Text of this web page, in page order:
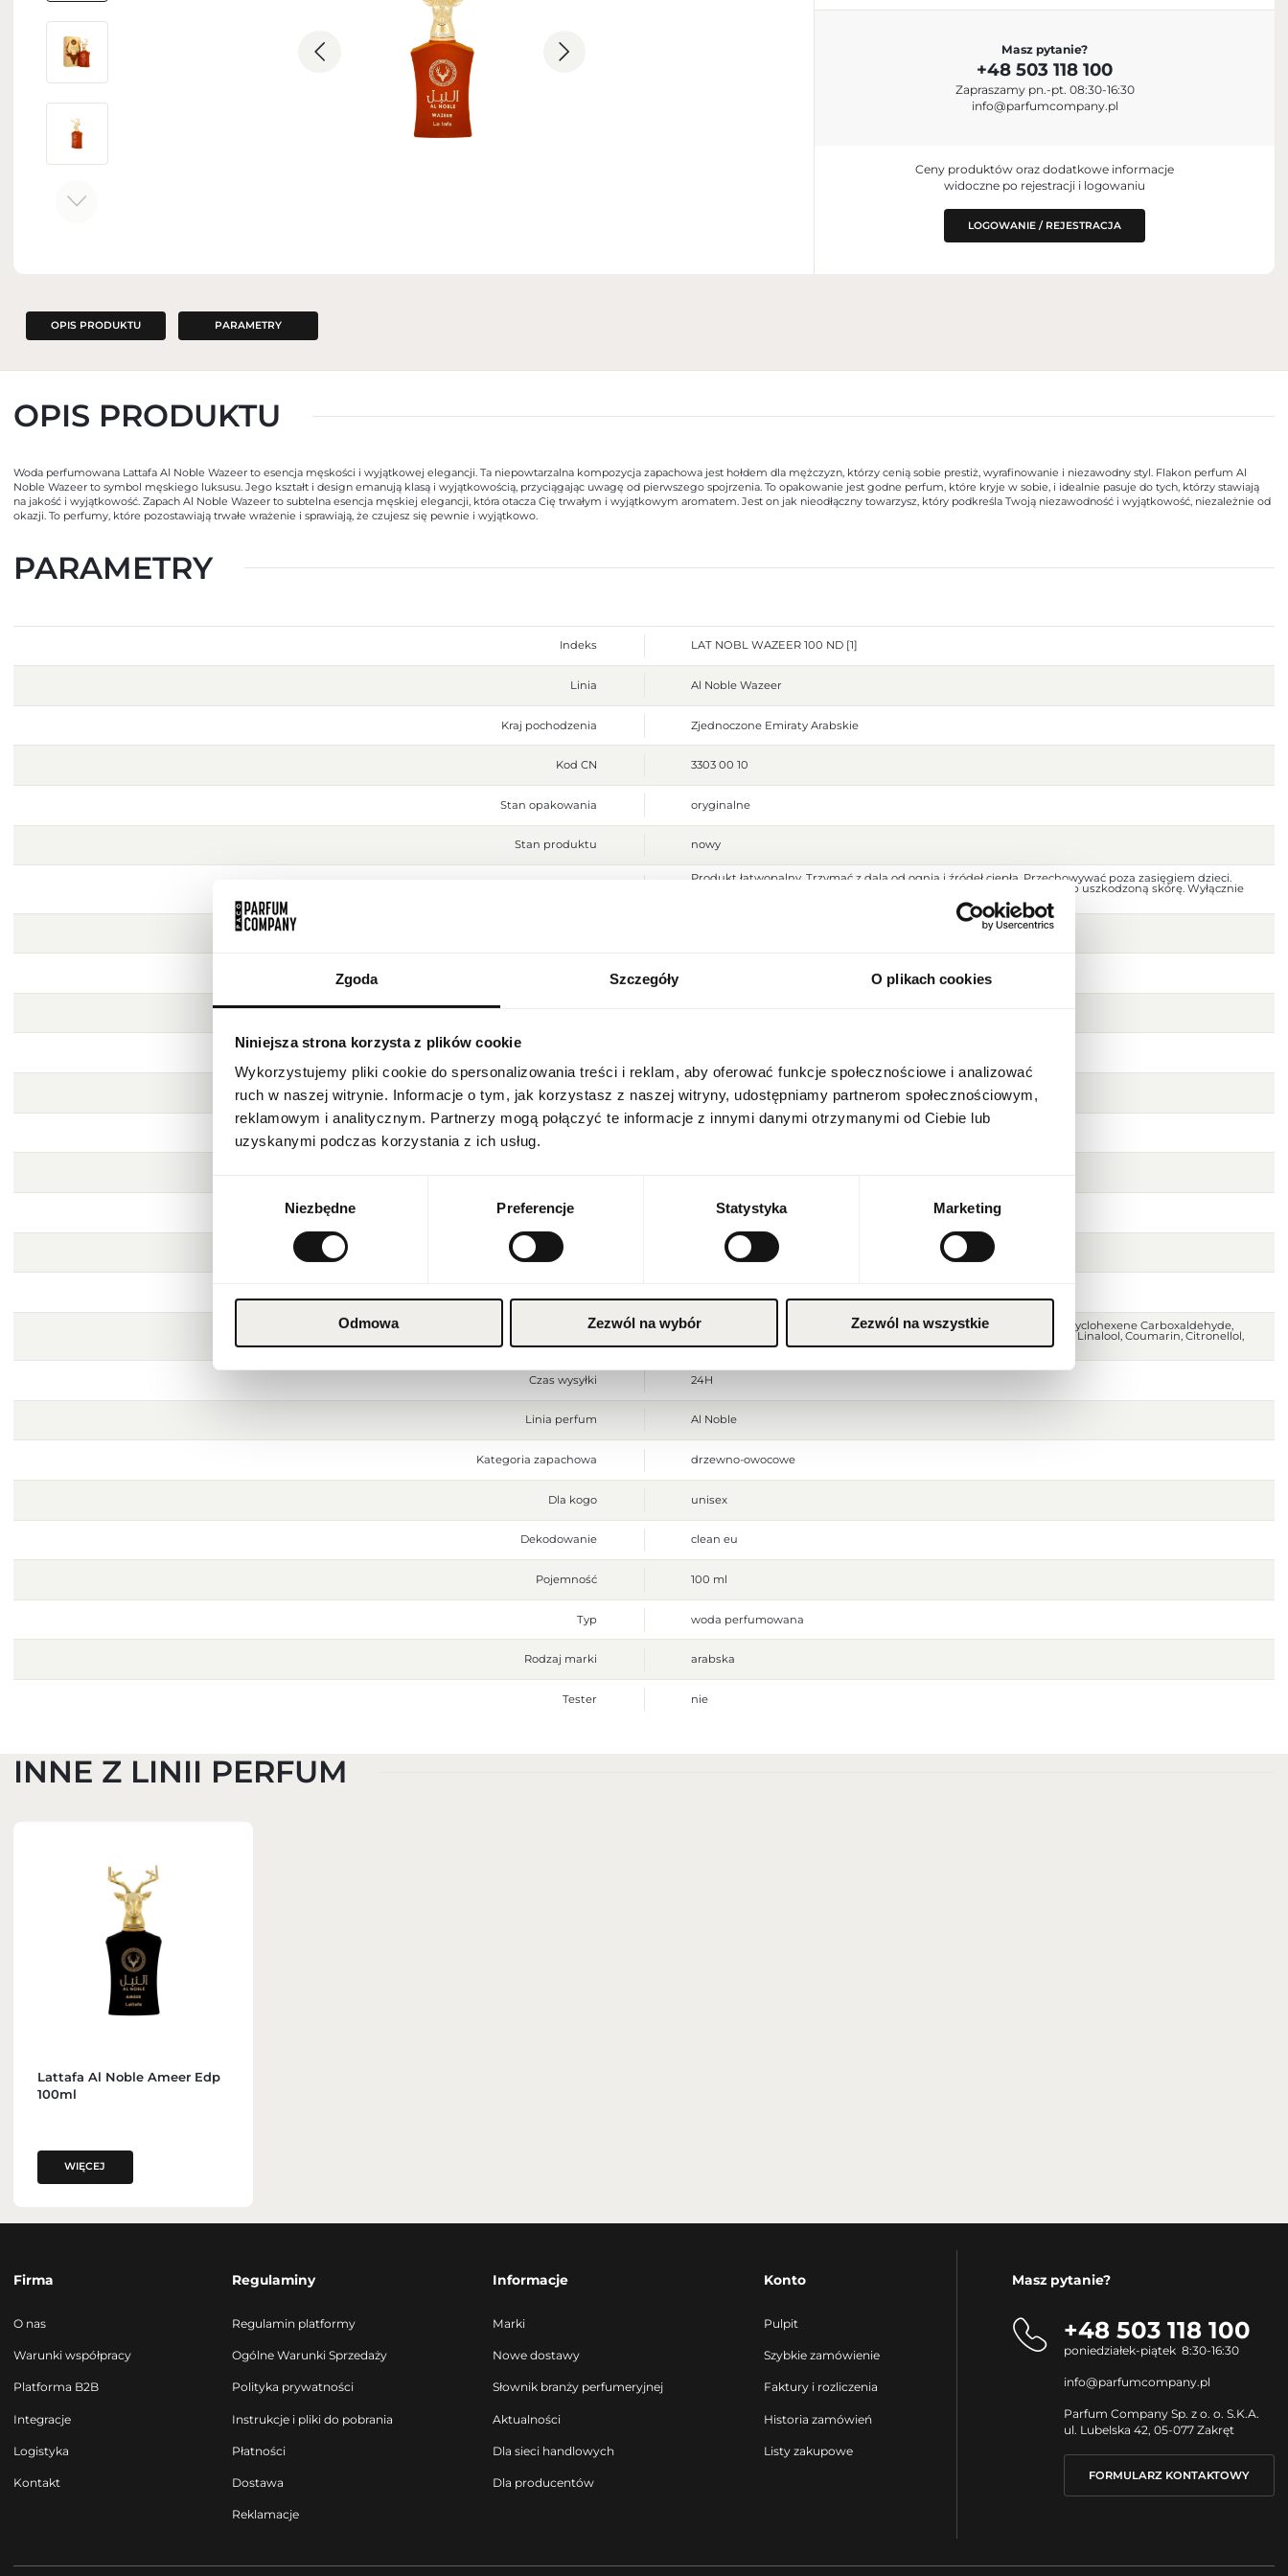
Zgoda Szczegóły O plikach cookies
Niniejsza strona korzysta z plików cookie
Wykorzystujemy pliki cookie do spersonalizowania treści i reklam, aby oferować funkcje społecznościowe i analizować
ruch w naszej witrynie. Informacje o tym, jak korzystasz z naszej witryny, udostępniamy partnerom społecznościowym,
reklamowym i analitycznym. Partnerzy mogą połączyć te informacje z innymi danymi otrzymanymi od Ciebie lub
uzyskanymi podczas korzystania z ich usług.
Niezbędne Preferencje Statystyka Marketing
Odmowa Zezwól na wybór Zezwól na wszystkie
ZAPACHY DO WNĘTRZ
Parfum Company Sp. z o. o. S.K.A.
+48 503 118 100
info@parfumcompany.pl
Lubelska 42, 05-077 Zakręt, Polska
Masz pytanie?
+48 503 118 100
Zapraszamy pn.-pt. 08:30-16:30
info@parfumcompany.pl
Ceny produktów oraz dodatkowe informacje
widoczne po rejestracji i logowaniu
LOGOWANIE / REJESTRACJA
OPIS PRODUKTU PARAMETRY
OPIS PRODUKTU
Woda perfumowana Lattafa Al Noble Wazeer to esencja męskości i wyjątkowej elegancji. Ta niepowtarzalna kompozycja zapachowa jest hołdem dla mężczyzn, którzy cenią sobie prestiż, wyrafinowanie i niezawodny styl. Flakon perfum Al
Noble Wazeer to symbol męskiego luksusu. Jego kształt i design emanują klasą i wyjątkowością, przyciągając uwagę od pierwszego spojrzenia. To opakowanie jest godne perfum, które kryje w sobie, i idealnie pasuje do tych, którzy stawiają
na jakość i wyjątkowość. Zapach Al Noble Wazeer to subtelna esencja męskiej elegancji, która otacza Cię trwałym i wyjątkowym aromatem. Jest on jak nieodłączny towarzysz, który podkreśla Twoją niezawodność i wyjątkowość, niezależnie od
okazji. To perfumy, które pozostawiają trwałe wrażenie i sprawiają, że czujesz się pewnie i wyjątkowo.
PARAMETRY
Indeks LAT NOBL WAZEER 100 ND [1]
Linia Al Noble Wazeer
Kraj pochodzenia Zjednoczone Emiraty Arabskie
Kod CN 3303 00 10
Stan opakowania oryginalne
Stan produktu nowy
Produkt łatwopalny. Trzymać z dala od ognia i źródeł ciepła. Przechowywać poza zasięgiem dzieci.
Przechowywać w chłodnym miejscu. Nie stosować na podrażnioną lub uszkodzoną skórę. Wyłącznie
Głębokość opakowania [mm]
Jednostka produktu szt.
Nuty serca czekolada, karmel, gruszka, irys, malina
Nuty bazy bursztyn, drzewo sandałowe, wanilia, wetyweria, cedr, piżmo
Alcohol Denat, Parfum (Fragrance), Water (Aqua), Hydroxyisohexyl 3-Cyclohexene Carboxaldehyde,
Limonene, Benzyl Salicylate, Hexyl Cinnamal, Alpha-Isomethyl Ionone, Linalool, Coumarin, Citronellol,
Citral
Czas wysyłki 24H
Linia perfum Al Noble
Kategoria zapachowa drzewno-owocowe
Dla kogo unisex
Dekodowanie clean eu
Pojemność 100 ml
Typ woda perfumowana
Rodzaj marki arabska
Tester nie
INNE Z LINII PERFUM
Lattafa Al Noble Ameer Edp
100ml
WIĘCEJ
Firma
O nas
Warunki współpracy
Platforma B2B
Integracje
Logistyka
Kontakt
Regulaminy
Regulamin platformy
Ogólne Warunki Sprzedaży
Polityka prywatności
Instrukcje i pliki do pobrania
Płatności
Dostawa
Reklamacje
Informacje
Marki
Nowe dostawy
Słownik branży perfumeryjnej
Aktualności
Dla sieci handlowych
Dla producentów
Konto
Pulpit
Szybkie zamówienie
Faktury i rozliczenia
Historia zamówień
Listy zakupowe
Masz pytanie?
+48 503 118 100
poniedziałek-piątek 8:30-16:30
info@parfumcompany.pl
Parfum Company Sp. z o. o. S.K.A.
ul. Lubelska 42, 05-077 Zakręt
FORMULARZ KONTAKTOWY
USTAWIENIA REGIONALNE
Lokalizacja
Polska
Język
ZAPISZ